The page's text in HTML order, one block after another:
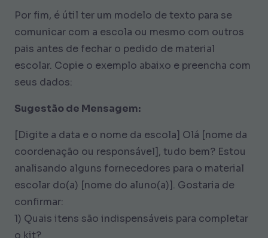
Por fim, é útil ter um modelo de texto para se
comunicar com a escola ou mesmo com outros
pais antes de fechar o pedido de material
escolar. Copie o exemplo abaixo e preencha com
seus dados:
Sugestão de Mensagem:
[Digite a data e o nome da escola] Olá [nome da
coordenação ou responsável], tudo bem? Estou
analisando alguns fornecedores para o material
escolar do(a) [nome do aluno(a)]. Gostaria de
confirmar:
1) Quais itens são indispensáveis para completar